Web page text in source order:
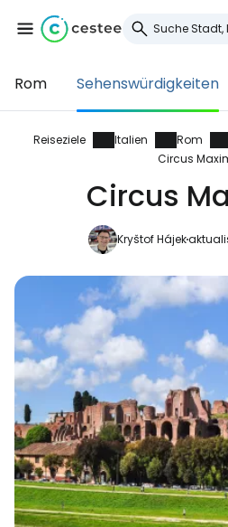
Rom Sehenswürdigkeiten
Reiseziele Italien Rom
Circus
Circus
Kryštof Hájek
Anmeldung
Cestee
... die weltweite Reise-
Weiter mit
Weiter mit
Weiter mit